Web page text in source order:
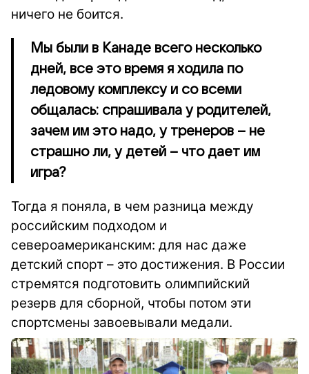
ничего не боится.
Мы были в Канаде всего несколько
дней, все это время я ходила по
ледовому комплексу и со всеми
общалась: спрашивала у родителей,
зачем им это надо, у тренеров – не
страшно ли, у детей – что дает им
игра?
Тогда я поняла, в чем разница между
российским подходом и
североамериканским: для нас даже
детский спорт – это достижения. В России
стремятся подготовить олимпийский
резерв для сборной, чтобы потом эти
спортсмены завоевывали медали.